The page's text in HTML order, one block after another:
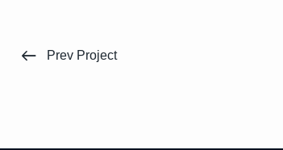
Prev Project